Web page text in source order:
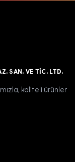
SAN. VE TIC. LTD.
kaliteli ürünler